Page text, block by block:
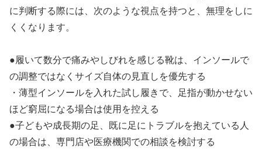
に判断する際には、次のような視点を持つと、無理をしに
くくなります。
●履いて数分で痛みやしびれを感じる靴は、インソールで
の調整ではなくサイズ自体の見直しを優先する
・薄型インソールを入れた試し履きで、足指が動かせない
ほど窮屈になる場合は使用を控える
●子どもや成長期の足、既に足にトラブルを抱えている人
の場合は、専門店や医療機関での相談を検討する